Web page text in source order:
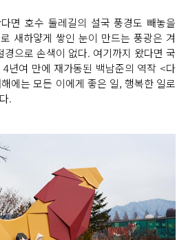
면 호수 둘레길의 설국 풍경도 빼놓을
새하얗게 쌓인 눈이 만드는 풍광은 겨
으로 손색이 없다. 여기까지 왔다면 국
년여 만에 재가동된 백남준의 역작 <다
에는 모든 이에게 좋은 일, 행복한 일로
.